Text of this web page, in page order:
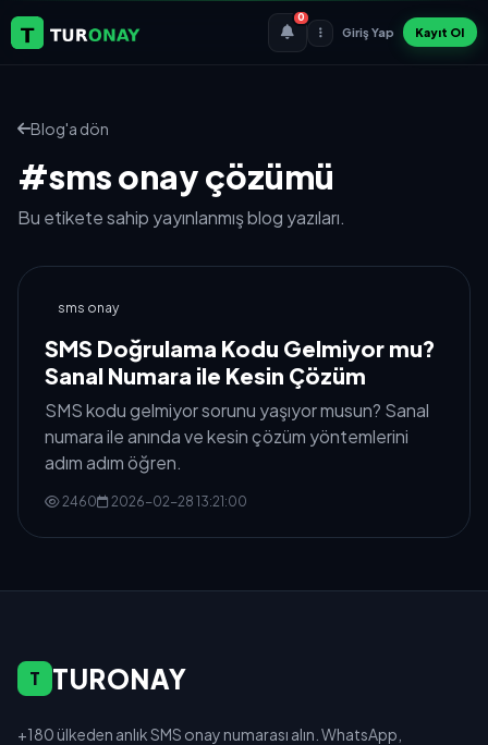
0
Giriş Yap Kayıt Ol
Blog'a dön
#sms onay çözümü
Bu etikete sahip yayınlanmış blog yazıları.
sms onay
SMS Doğrulama Kodu Gelmiyor mu?
Sanal Numara ile Kesin Çözüm
SMS kodu gelmiyor sorunu yaşıyor musun? Sanal
numara ile anında ve kesin çözüm yöntemlerini
adım adım öğren.
2460 2026-02-28 13:21:00
T TURONAY
+180 ülkeden anlık SMS onay numarası alın. WhatsApp,